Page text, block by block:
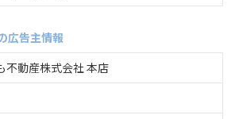
広告主情報
不動産株式会社 本店